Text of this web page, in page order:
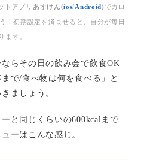
トアプリ あすけん(ios/Android) でカロ
！初期設定を済ませると、自分が毎日
ます。
らその日の飲み会で飲食OK
で/食べ物は何を食べる」と
ましょう。
と同じくらいの600kcalまで
ーはこんな感じ。